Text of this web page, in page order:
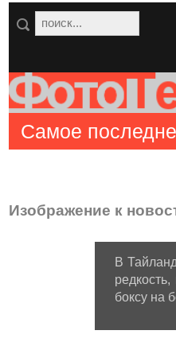
Самое
Изображение к
В
боксу на